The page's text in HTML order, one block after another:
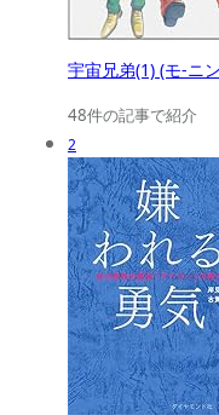
宇宙兄弟(1) (モ-ニ
48件の記事で紹介
2